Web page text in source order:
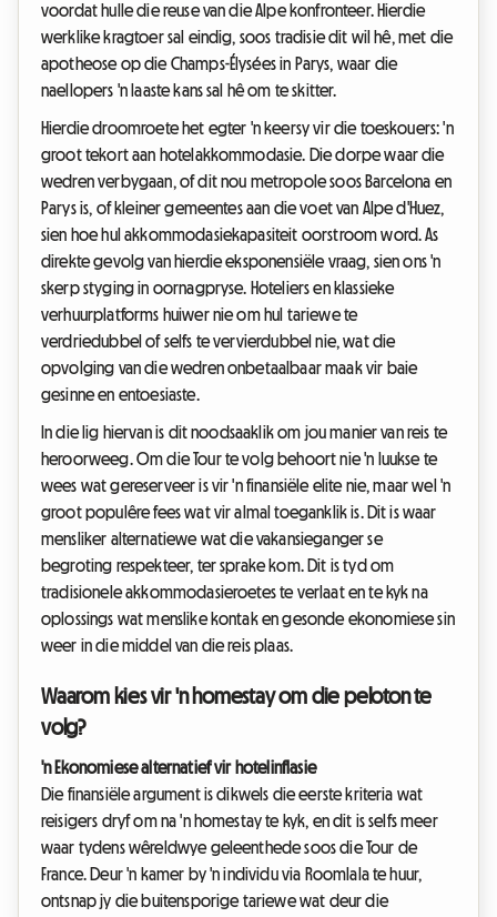
voordat hulle die reuse van die Alpe konfronteer. Hierdie
werklike kragtoer sal eindig, soos tradisie dit wil hê, met die
apotheose op die Champs-Élysées in Parys, waar die
naellopers 'n laaste kans sal hê om te skitter.
Hierdie droomroete het egter 'n keersy vir die toeskouers: 'n
groot tekort aan hotelakkommodasie. Die dorpe waar die
wedren verbygaan, of dit nou metropole soos Barcelona en
Parys is, of kleiner gemeentes aan die voet van Alpe d'Huez,
sien hoe hul akkommodasiekapasiteit oorstroom word. As
direkte gevolg van hierdie eksponensiële vraag, sien ons 'n
skerp styging in oornagpryse. Hoteliers en klassieke
verhuurplatforms huiwer nie om hul tariewe te
verdriedubbel of selfs te vervierdubbel nie, wat die
opvolging van die wedren onbetaalbaar maak vir baie
gesinne en entoesiaste.
In die lig hiervan is dit noodsaaklik om jou manier van reis te
heroorweeg. Om die Tour te volg behoort nie 'n luukse te
wees wat gereserveer is vir 'n finansiële elite nie, maar wel 'n
groot populêre fees wat vir almal toeganklik is. Dit is waar
mensliker alternatiewe wat die vakansieganger se
begroting respekteer, ter sprake kom. Dit is tyd om
tradisionele akkommodasieroetes te verlaat en te kyk na
oplossings wat menslike kontak en gesonde ekonomiese sin
weer in die middel van die reis plaas.
Waarom kies vir 'n homestay om die peloton te
volg?
'n Ekonomiese alternatief vir hotelinflasie
Die finansiële argument is dikwels die eerste kriteria wat
reisigers dryf om na 'n homestay te kyk, en dit is selfs meer
waar tydens wêreldwye geleenthede soos die Tour de
France. Deur 'n kamer by 'n individu via Roomlala te huur,
ontsnap jy die buitensporige tariewe wat deur die